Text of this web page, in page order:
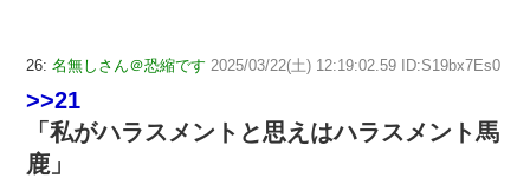
26: 名無しさん＠恐縮です 2025/03/22(土) 12:19:02.59 ID:S19bx7Es0
>>21
「私がハラスメントと思えはハラスメント馬
鹿」